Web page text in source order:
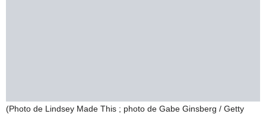
(Photo de Lindsey Made This ; photo de Gabe Ginsberg / Getty